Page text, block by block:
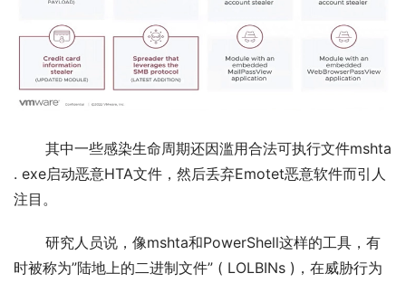
. exe启动恶意HTA文件，然后丢弃Emotet恶意软件而引人
注目。
时被称为”陆地上的二进制文件” ( LOLBINs )，在威胁行为